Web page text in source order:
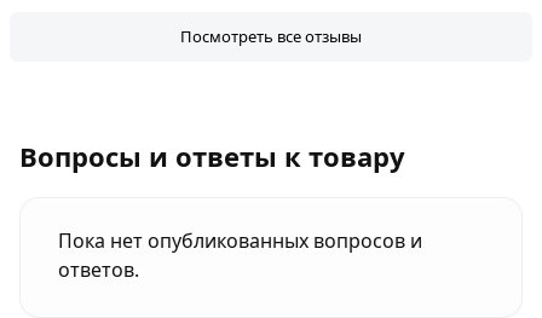
Посмотреть все отзывы
Вопросы и ответы к товару
Пока нет опубликованных вопросов и
ответов.